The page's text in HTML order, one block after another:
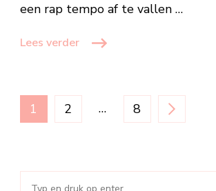
een rap tempo af te vallen …
Lees verder
Berichten
paginering
PAGINA
1 PAGINA
2 … PAGINA
8
Zoeken